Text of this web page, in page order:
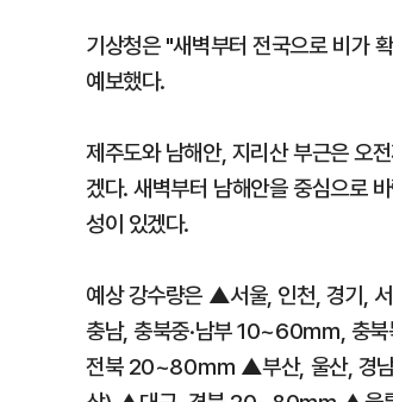
기상청은 "새벽부터 전국으로 비가
예보했다.
제주도와 남해안, 지리산 부근은
겠다. 새벽부터 남해안을 중심으로
성이 있겠다.
예상 강수량은 ▲서울, 인천, 경
충남, 충북중·남부 10~60㎜,
전북 20~80㎜ ▲부산, 울산, 경